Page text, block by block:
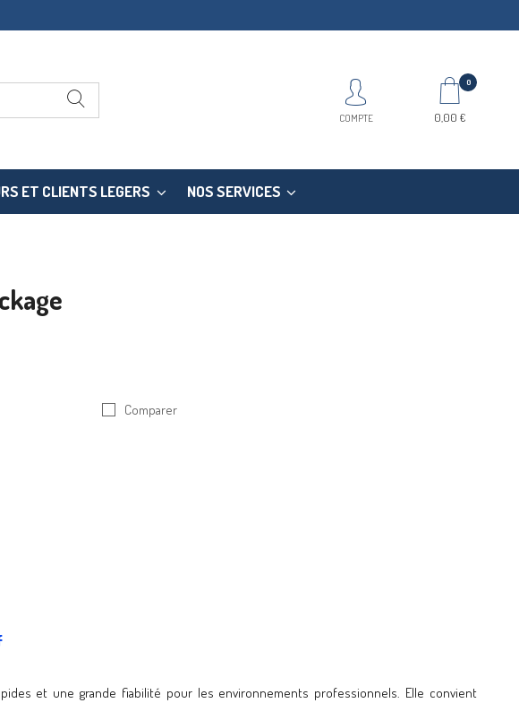
COMPTE
0
0,00 €
ET CLIENTS LEGERS NOS SERVICES
Comparer
et une grande fiabilité pour les environnements professionnels. Elle convient